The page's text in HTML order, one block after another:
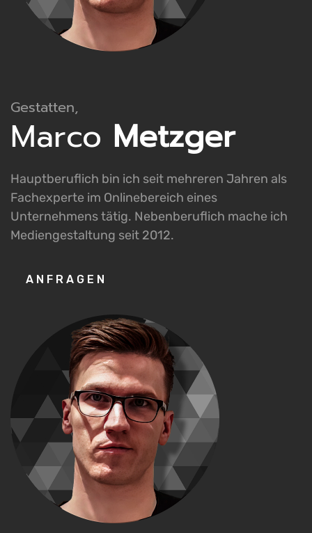
Gestatten,
Marco Metzger
Hauptberuflich bin ich seit mehreren Jahren als
Fachexperte im Onlinebereich eines
Unternehmens tätig. Nebenberuflich mache ich
Mediengestaltung seit 2012.
ANFRAGEN